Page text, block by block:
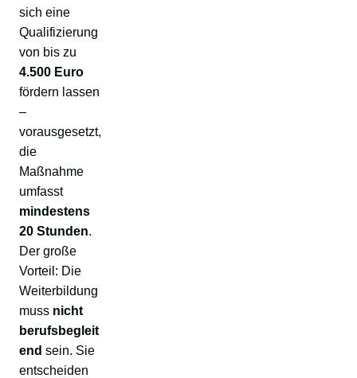
sich eine
Qualifizierung
von bis zu
4.500 Euro
fördern lassen
–
vorausgesetzt,
die
Maßnahme
umfasst
mindestens
20 Stunden.
Der große
Vorteil: Die
Weiterbildung
muss nicht
berufsbegleit
end sein. Sie
entscheiden